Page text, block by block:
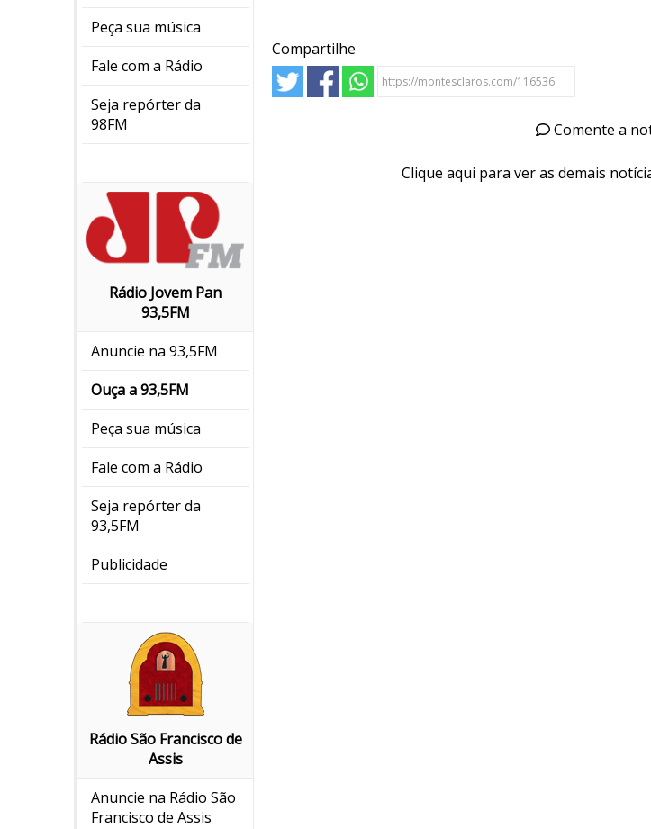
Peça sua música
Fale com a Rádio
Seja repórter da
98FM
Rádio Jovem Pan
93,5FM
Anuncie na 93,5FM
Ouça a 93,5FM
Peça sua música
Fale com a Rádio
Seja repórter da
93,5FM
Publicidade
Rádio São Francisco de
Assis
Anuncie na Rádio São
Francisco de Assis
Compartilhe
Comente a
Clique aqui para ver as demais